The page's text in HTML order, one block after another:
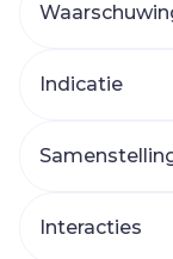
Indicatie
Interacties